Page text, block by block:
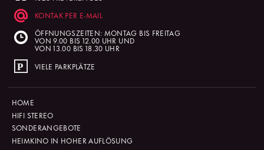
KONTAK PER E-MAIL
ÖFFNUNGSZEITEN: MONTAG BIS FREITAG
VON 9.00 BIS 12.00 UHR UND
VON 13.00 BIS 18.30 UHR
VIELE PARKPLÄTZE
HOME
HIFI STEREO
SONDERANGEBOTE
HEIMKINO IN HOHER AUFLÖSUNG